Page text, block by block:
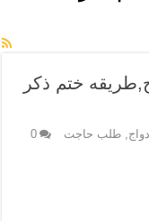
من اظهر الجمیل برای
مخصوص مستجاب الدعوه
و طلب حاجت
ثروت و برکت مال
ختم ذکر
,طلب حاجت 0